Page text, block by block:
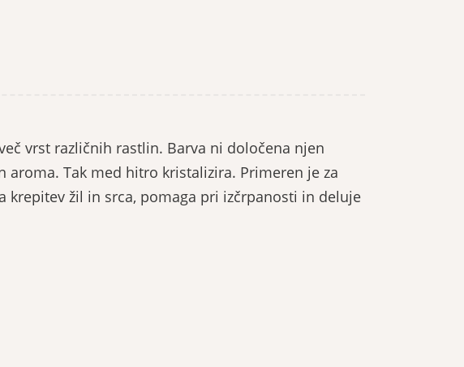
vrst različnih rastlin. Barva ni določena njen
aroma. Tak med hitro kristalizira. Primeren je za
krepitev žil in srca, pomaga pri izčrpanosti in deluje